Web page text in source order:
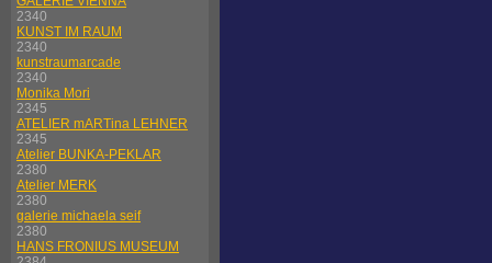
2340
KUNST IM RAUM
2340
kunstraumarcade
2340
Monika Mori
2345
ATELIER mARTina LEHNER
2345
Atelier BUNKA-PEKLAR
2380
Atelier MERK
2380
galerie michaela seif
2380
HANS FRONIUS MUSEUM